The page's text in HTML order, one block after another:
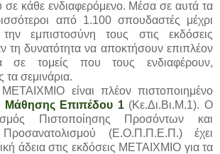
σε κάθε ενδιαφερόμενο. Μέσα σε αυτά τα
από 1.100 σπουδαστές μέχρι
την εμπιστοσύνη τους στις εκδόσεις
τη δυνατότητα να αποκτήσουν επιπλέον
σε τομείς που τους ενδιαφέρουν,
σεμινάρια.
είναι πλέον πιστοποιημένο
Μάθησης Επιπέδου 1(Κε.Δι.Βι.Μ.1). Ο
Πιστοποίησης Προσόντων και
Προσανατολισμού (Ε.Ο.Π.Π.Ε.Π.) έχει
άδεια στις εκδόσεις ΜΕΤΑΙΧΜΙΟ για τα